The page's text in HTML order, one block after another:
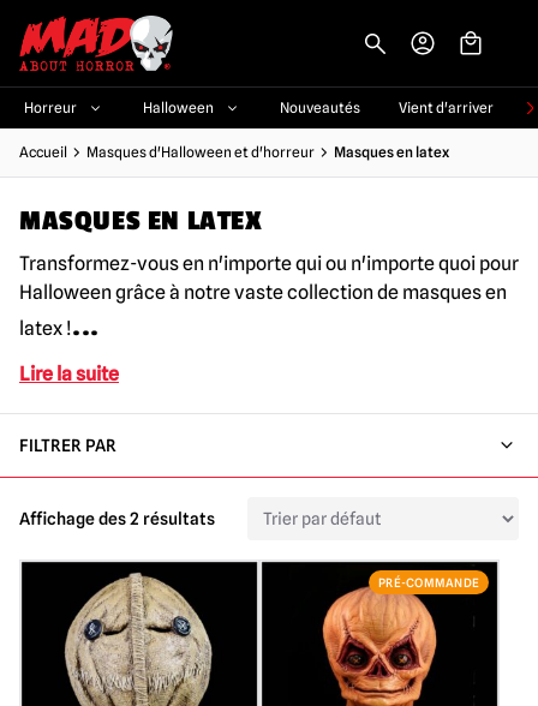
Horreur Halloween Nouveautés Vient d'arriver
Accueil Masques d'Halloween et d'horreur Masques en latex
MASQUES EN LATEX
Transformez-vous en n'importe qui ou n'importe quoi pour
Halloween grâce à notre vaste collection de masques en
latex !...
Lire la suite
FILTRER PAR
Affichage des 2 résultats
PRÉ-COMMANDE